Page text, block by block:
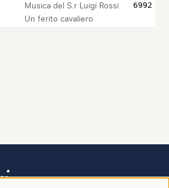
Musica del S.r Luigi Rossi
Un ferito cavaliero
6992